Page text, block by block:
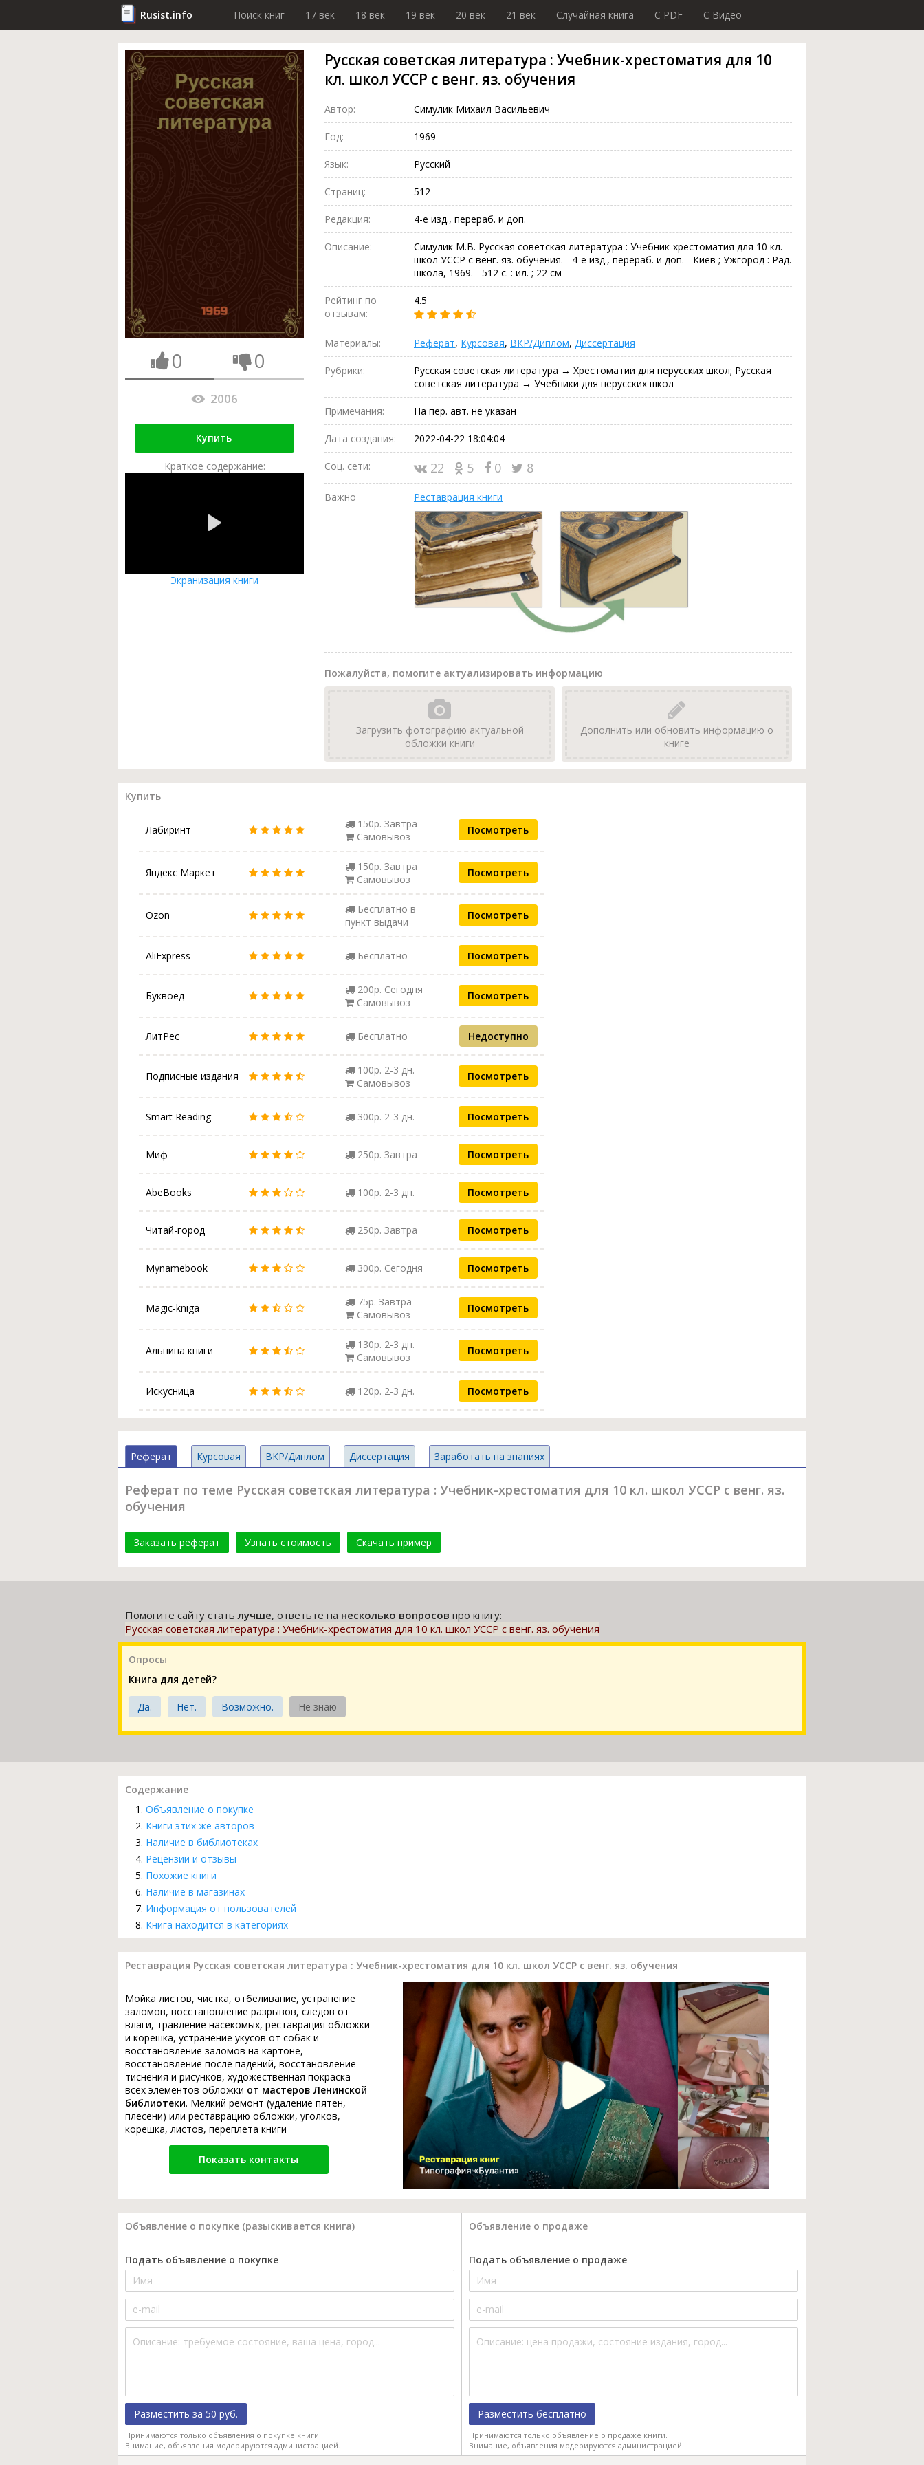
Rusist.info Поиск книг 17 век 18 век 19 век 20 век 21 век Случайная книга C PDF C Видео
0 0
2006
Купить
Краткое содержание:
Экранизация книги
Русская советская литература : Учебник-хрестоматия для 10
кл. школ УССР с венг. яз. обучения
Автор: Симулик Михаил Васильевич
Год: 1969
Язык: Русский
Страниц: 512
Редакция: 4-е изд., перераб. и доп.
Описание:
Симулик М.В. Русская советская литература : Учебник-хрестоматия для 10 кл.
школ УССР с венг. яз. обучения. - 4-е изд., перераб. и доп. - Киев ; Ужгород : Рад.
школа, 1969. - 512 с. : ил. ; 22 см
Рейтинг по
отзывам:
4.5
Материалы: Реферат, Курсовая, ВКР/Диплом, Диссертация
Рубрики:
Русская советская литература → Хрестоматии для нерусских школ; Русская
советская литература → Учебники для нерусских школ
Примечания: На пер. авт. не указан
Дата создания: 2022-04-22 18:04:04
Соц. сети: 22 5 0 8
Важно Реставрация книги
Пожалуйста, помогите актуализировать информацию
Загрузить фотографию актуальной
обложки книги
Дополнить или обновить информацию о
книге
Купить
Лабиринт
150р. Завтра
Самовывоз
Посмотреть
Яндекс Маркет
150р. Завтра
Самовывоз
Посмотреть
Ozon
Бесплатно в
пункт выдачи
Посмотреть
AliExpress Бесплатно Посмотреть
Буквоед
200р. Сегодня
Самовывоз
Посмотреть
ЛитРес Бесплатно Недоступно
Подписные издания
100р. 2-3 дн.
Самовывоз
Посмотреть
Smart Reading 300р. 2-3 дн. Посмотреть
Миф 250р. Завтра Посмотреть
AbeBooks 100р. 2-3 дн. Посмотреть
Читай-город 250р. Завтра Посмотреть
Mynamebook 300р. Сегодня Посмотреть
Magic-kniga
75р. Завтра
Самовывоз
Посмотреть
Альпина книги
130р. 2-3 дн.
Самовывоз
Посмотреть
Искусница 120р. 2-3 дн. Посмотреть
Реферат Курсовая ВКР/Диплом Диссертация Заработать на знаниях
Реферат по теме Русская советская литература : Учебник-хрестоматия для 10 кл. школ УССР с венг. яз.
обучения
Заказать реферат Узнать стоимость Скачать пример
Помогите сайту статьлучше, ответьте на несколько вопросов про книгу:
Русская советская литература : Учебник-хрестоматия для 10 кл. школ УССР с венг. яз. обучения
Опросы
Книга для детей?
Да. Нет. Возможно. Не знаю
Содержание
Объявление о покупке
Книги этих же авторов
Наличие в библиотеках
Рецензии и отзывы
Похожие книги
Наличие в магазинах
Информация от пользователей
Книга находится в категориях
Реставрация Русская советская литература : Учебник-хрестоматия для 10 кл. школ УССР с венг. яз. обучения
Мойка листов, чистка, отбеливание, устранение
заломов, восстановление разрывов, следов от
влаги, травление насекомых, реставрация обложки
и корешка, устранение укусов от собак и
восстановление заломов на картоне,
восстановление после падений, восстановление
тиснения и рисунков, художественная покраска
всех элементов обложки от мастеров Ленинской
библиотеки. Мелкий ремонт (удаление пятен,
плесени) или реставрацию обложки, уголков,
корешка, листов, переплета книги
Показать контакты
Объявление о покупке (разыскивается книга) Объявление о продаже
Подать объявление о покупке
Разместить за 50 руб.
Принимаются только объявления о покупке книги.
Внимание, объявления модерируются администрацией.
Подать объявление о продаже
Разместить бесплатно
Принимаются только объявление о продаже книги.
Внимание, объявления модерируются администрацией.